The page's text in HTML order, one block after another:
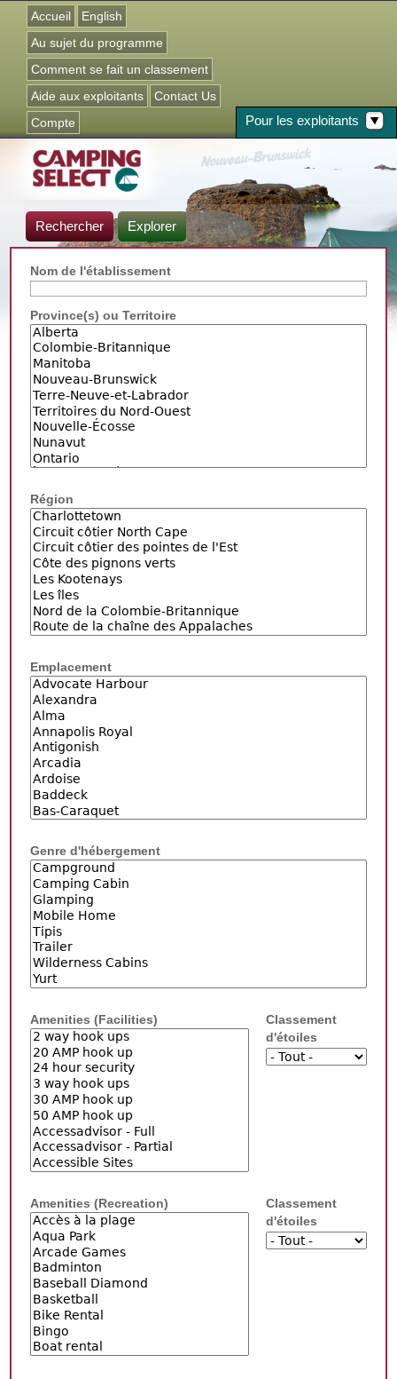
Accueil
English
Au sujet du programme
Pour les exploitants
Comment se fait un classement
Aide aux exploitants
Contact Us
Compte
Rechercher Explorer
Nom de l'établissement
Province(s) ou Territoire
Région
Emplacement
Genre d'hébergement
Amenities (Facilities)
Classement
d'étoiles
Amenities (Recreation)
Classement
d'étoiles